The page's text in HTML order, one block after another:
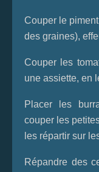
Couper le
des graines),
Couper les
une assiette, en
Placer les
couper les
les répartir sur
Répandre des